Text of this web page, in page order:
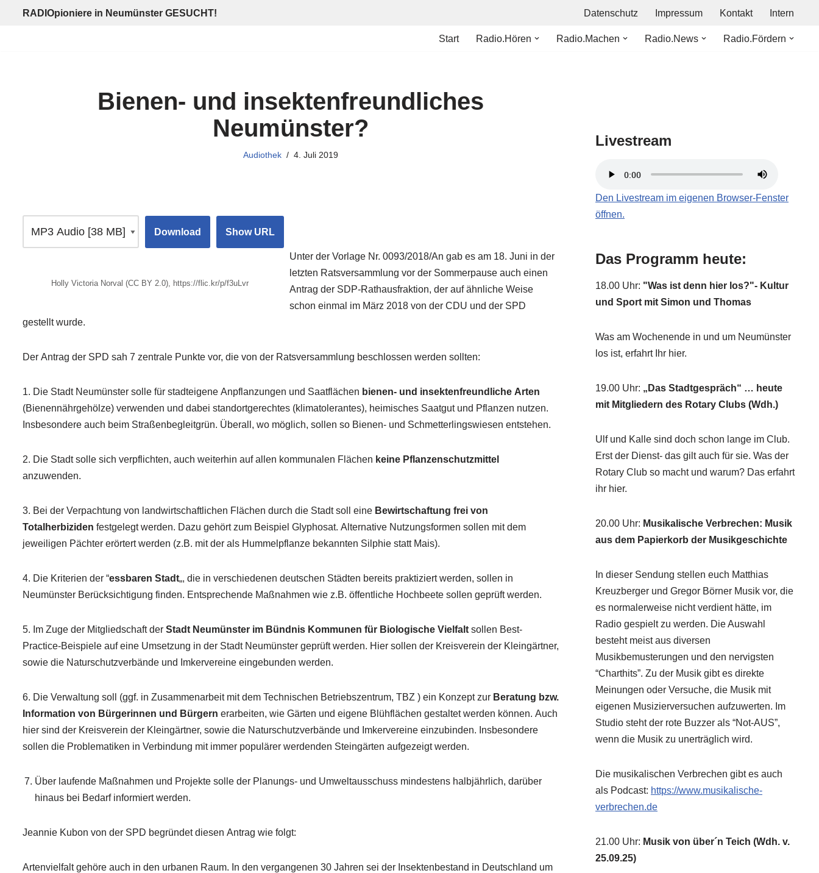
RADIOpioniere in Neumünster GESUCHT! Datenschutz Impressum Kontakt Intern
Start Radio.Hören Radio.Machen Radio.News Radio.Fördern
Bienen- und insektenfreundliches
Neumünster?
Audiothek 4. Juli 2019
Download Show URL
Holly Victoria Norval (CC BY 2.0), https://flic.kr/p/f3uLvr
Unter der Vorlage Nr. 0093/2018/An gab es am 18. Juni in der
letzten Ratsversammlung vor der Sommerpause auch einen
Antrag der SDP-Rathausfraktion, der auf ähnliche Weise
schon einmal im März 2018 von der CDU und der SPD
gestellt wurde.
Der Antrag der SPD sah 7 zentrale Punkte vor, die von der Ratsversammlung beschlossen werden sollten:
1. Die Stadt Neumünster solle für stadteigene Anpflanzungen und Saatflächen bienen- und insektenfreundliche Arten
(Bienennährgehölze) verwenden und dabei standortgerechtes (klimatolerantes), heimisches Saatgut und Pflanzen nutzen.
Insbesondere auch beim Straßenbegleitgrün. Überall, wo möglich, sollen so Bienen- und Schmetterlingswiesen entstehen.
2. Die Stadt solle sich verpflichten, auch weiterhin auf allen kommunalen Flächen keine Pflanzenschutzmittel
anzuwenden.
3. Bei der Verpachtung von landwirtschaftlichen Flächen durch die Stadt soll eine Bewirtschaftung frei von
Totalherbiziden festgelegt werden. Dazu gehört zum Beispiel Glyphosat. Alternative Nutzungsformen sollen mit dem
jeweiligen Pächter erörtert werden (z.B. mit der als Hummelpflanze bekannten Silphie statt Mais).
4. Die Kriterien der “essbaren Stadt„, die in verschiedenen deutschen Städten bereits praktiziert werden, sollen in
Neumünster Berücksichtigung finden. Entsprechende Maßnahmen wie z.B. öffentliche Hochbeete sollen geprüft werden.
5. Im Zuge der Mitgliedschaft der Stadt Neumünster im Bündnis Kommunen für Biologische Vielfalt sollen Best-
Practice-Beispiele auf eine Umsetzung in der Stadt Neumünster geprüft werden. Hier sollen der Kreisverein der Kleingärtner,
sowie die Naturschutzverbände und Imkervereine eingebunden werden.
6. Die Verwaltung soll (ggf. in Zusammenarbeit mit dem Technischen Betriebszentrum, TBZ ) ein Konzept zur Beratung bzw.
Information von Bürgerinnen und Bürgern erarbeiten, wie Gärten und eigene Blühflächen gestaltet werden können. Auch
hier sind der Kreisverein der Kleingärtner, sowie die Naturschutzverbände und Imkervereine einzubinden. Insbesondere
sollen die Problematiken in Verbindung mit immer populärer werdenden Steingärten aufgezeigt werden.
Über laufende Maßnahmen und Projekte solle der Planungs- und Umweltausschuss mindestens halbjährlich, darüber
hinaus bei Bedarf informiert werden.
Jeannie Kubon von der SPD begründet diesen Antrag wie folgt:
Artenvielfalt gehöre auch in den urbanen Raum. In den vergangenen 30 Jahren sei der Insektenbestand in Deutschland um
Livestream
Den Livestream im eigenen Browser-Fenster
öffnen.
Das Programm heute:
18.00 Uhr: "Was ist denn hier los?"- Kultur
und Sport mit Simon und Thomas
Was am Wochenende in und um Neumünster
los ist, erfahrt Ihr hier.
19.00 Uhr: „Das Stadtgespräch“ … heute
mit Mitgliedern des Rotary Clubs (Wdh.)
Ulf und Kalle sind doch schon lange im Club.
Erst der Dienst- das gilt auch für sie. Was der
Rotary Club so macht und warum? Das erfahrt
ihr hier.
20.00 Uhr: Musikalische Verbrechen: Musik
aus dem Papierkorb der Musikgeschichte
In dieser Sendung stellen euch Matthias
Kreuzberger und Gregor Börner Musik vor, die
es normalerweise nicht verdient hätte, im
Radio gespielt zu werden. Die Auswahl
besteht meist aus diversen
Musikbemusterungen und den nervigsten
“Charthits”. Zu der Musik gibt es direkte
Meinungen oder Versuche, die Musik mit
eigenen Musizierversuchen aufzuwerten. Im
Studio steht der rote Buzzer als “Not-AUS”,
wenn die Musik zu unerträglich wird.
Die musikalischen Verbrechen gibt es auch
als Podcast: https://www.musikalische-
verbrechen.de
21.00 Uhr: Musik von über´n Teich (Wdh. v.
25.09.25)